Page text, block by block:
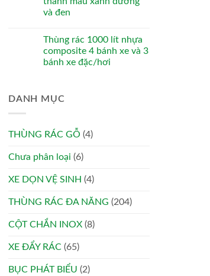
và đen
Thùng rác 1000 lít nhựa
composite 4 bánh xe và 3
bánh xe đặc/hơi
DANH MỤC
THÙNG RÁC GỖ (4)
Chưa phân loại (6)
XE DỌN VỆ SINH (4)
THÙNG RÁC ĐA NĂNG (204)
CỘT CHẮN INOX (8)
XE ĐẨY RÁC (65)
BỤC PHÁT BIỂU (2)